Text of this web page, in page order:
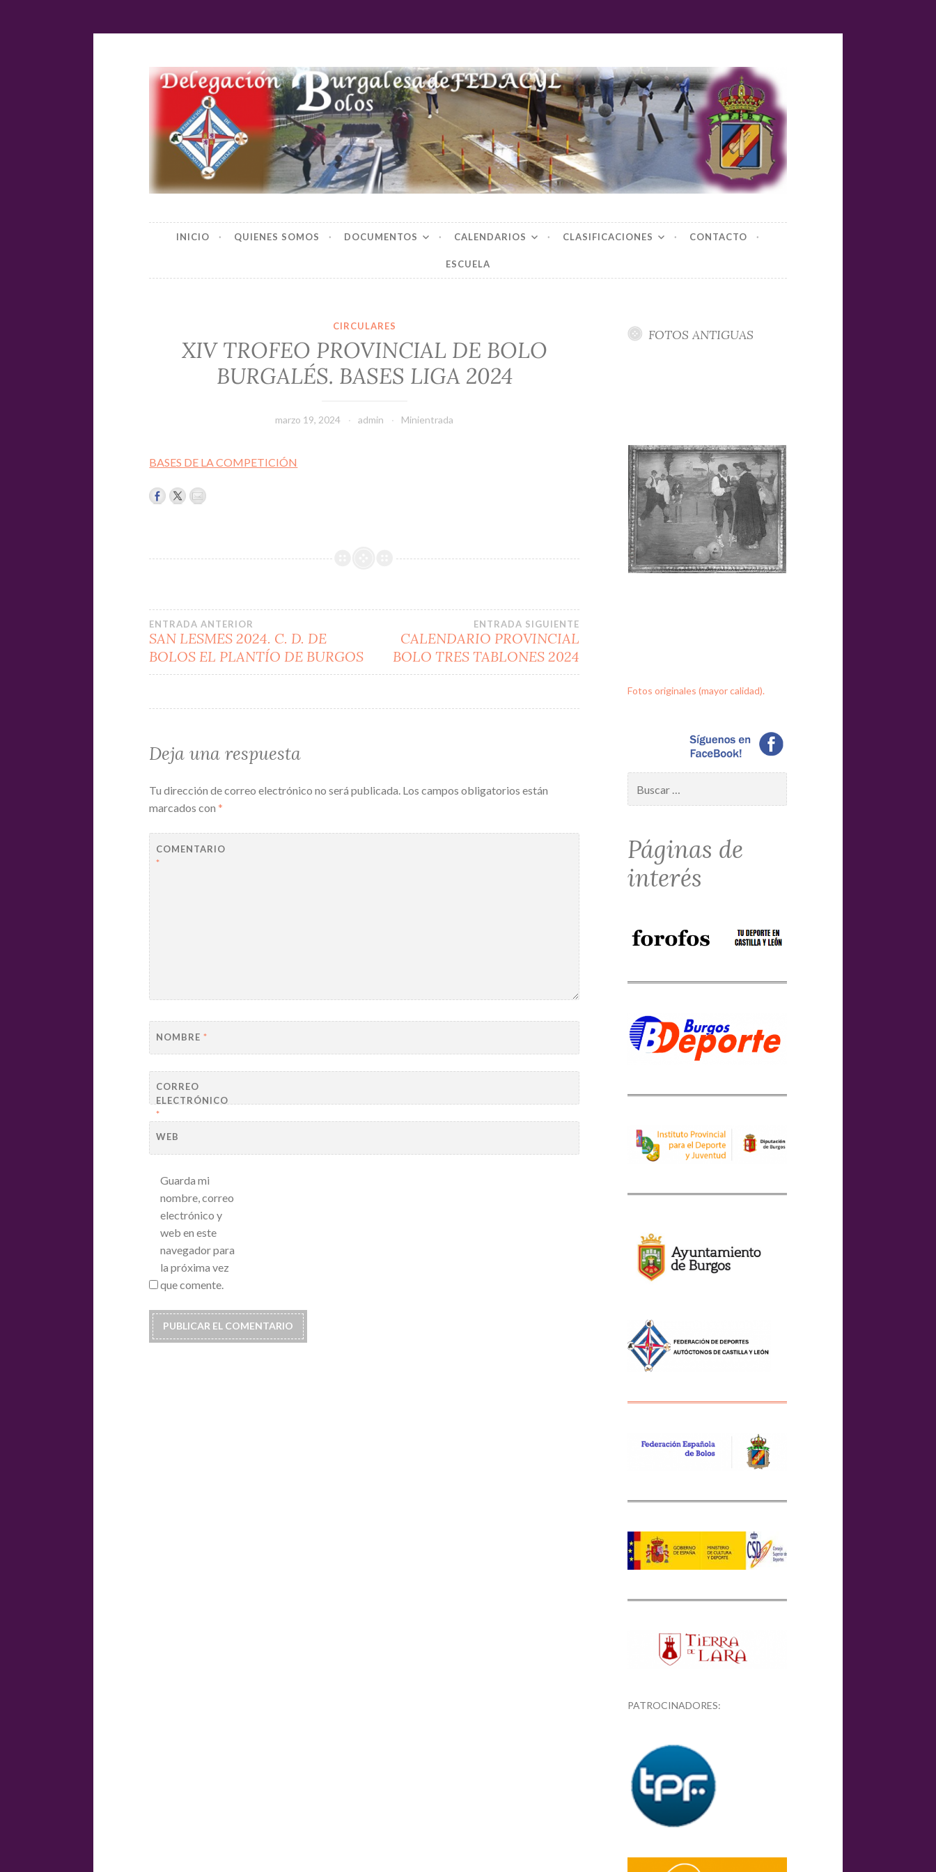
Ir
contenido
Delegación burgalesa de fedacyl-bolos
INICIO QUIENES SOMOS DOCUMENTOS CALENDARIOS CLASIFICACIONES CONTACTO
ESCUELA
CIRCULARES
XIV TROFEO PROVINCIAL DE BOLO
BURGALÉS. BASES LIGA 2024
marzo 19, 2024 admin Minientrada
BASES DE LA COMPETICIÓN
Navegación
de
ENTRADA ANTERIOR
SAN LESMES 2024. C. D. DE
BOLOS EL PLANTÍO DE BURGOS
ENTRADA SIGUIENTE
CALENDARIO PROVINCIAL
BOLO TRES TABLONES 2024
Deja una respuesta
Tu dirección de correo electrónico no será publicada. Los campos obligatorios están
marcados con*
COMENTARIO
*
NOMBRE*
CORREO
ELECTRÓNICO
*
WEB
Guarda mi
nombre, correo
electrónico y
web en este
navegador para
la próxima vez
que comente.
FOTOS ANTIGUAS
Fotos originales (mayor calidad).
Páginas de
interés
PATROCINADORES: